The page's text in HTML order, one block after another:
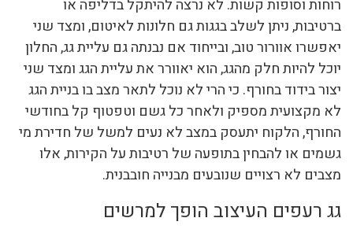
רוחות וסופות קשות. לא נרצה להיתקל בדליפה או
ברטיבות, ניתן לשלב בגגות גם חלונות לאיטום, ומצד שני
יאפשרו אוורור טוב, ובייחוד אם נבנתה גם עליית גג, החלון
יוכל להיות חלק מהגג, הוא יאוורר את עליית הגג ומצד שני
יצור בידוד בחורף. כי הרי לא נוכל לתאר מצב בו בניית הגג
לא מקצועית מספיק ולאחר כל גשם וטפטוף קל בחודשי
החורף, הלקוח יתעסק במצב לא נעים למשל של חדירת מי
גשמים או להבחין בתופעה של רטיבות על הקירות, אלו
מצבים לא רצויים שנובעים מבנייה חובבנית.
גג רעפים העיצוב הופך למרשים